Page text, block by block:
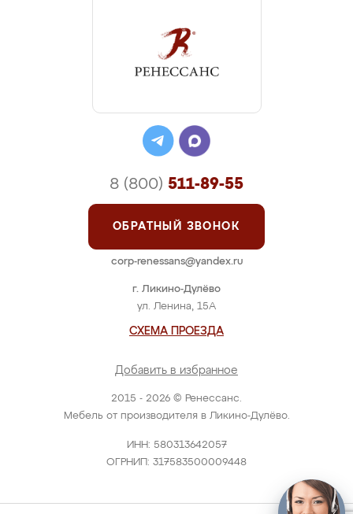
2015 - 2026 © Ренессанс.
Мебель от производителя в Ликино-Дулёво.
ИНН: 580313642057
ОГРНИП: 317583500009448
г. Ликино-Дулёво
ул. Ленина, 15А
СХЕМА ПРОЕЗДА
Добавить в избранное
8 (800) 511-89-55
ОБРАТНЫЙ ЗВОНОК
corp-renessans@yandex.ru